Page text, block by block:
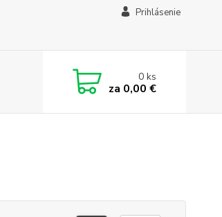
Prihlásenie
0ks
za 0,00 €